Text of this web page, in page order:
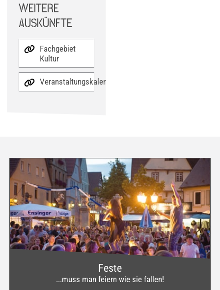
WEITERE
AUSKÜNFTE
Fachgebiet
Kultur
Veranstaltungskalender
Feste
...muss man feiern wie sie fallen!